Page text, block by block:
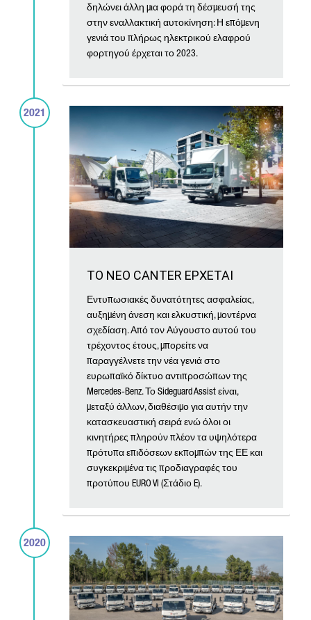
δηλώνει άλλη μια φορά τη δέσμευσή της
στην εναλλακτική αυτοκίνηση: Η επόμενη
γενιά του πλήρως ηλεκτρικού ελαφρού
φορτηγού έρχεται το 2023.
ΤΟ ΝΕΟ CANTER ΕΡΧΕΤΑΙ
Εντυπωσιακές δυνατότητες ασφαλείας,
αυξημένη άνεση και ελκυστική, μοντέρνα
σχεδίαση. Από τον Αύγουστο αυτού του
τρέχοντος έτους, μπορείτε να
παραγγέλνετε την νέα γενιά στο
ευρωπαϊκό δίκτυο αντιπροσώπων της
Mercedes-Benz. Το Sideguard Assist είναι,
μεταξύ άλλων, διαθέσιμο για αυτήν την
κατασκευαστική σειρά ενώ όλοι οι
κινητήρες πληρούν πλέον τα υψηλότερα
πρότυπα επιδόσεων εκπομπών της ΕΕ και
συγκεκριμένα τις προδιαγραφές του
προτύπου EURO VI (Στάδιο E).
2021
2020